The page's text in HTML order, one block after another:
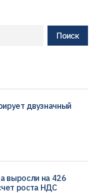
Поиск
двузначный
выросли на 426
роста НДС